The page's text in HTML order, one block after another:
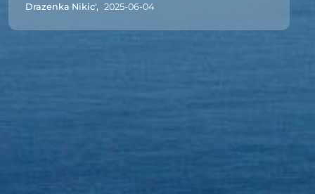
Drazenka Nikic', 2025-06-04